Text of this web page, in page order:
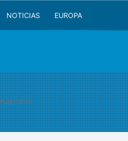
NOTICIAS EUROPA